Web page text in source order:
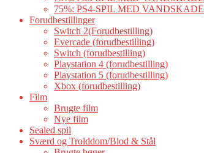
75%: PS4-SPIL MED VANDSKADE
Forudbestillinger
Switch 2(Forudbestilling)
Evercade (forudbestilling)
Switch (forudbestilling)
Playstation 4 (forudbestilling)
Playstation 5 (forudbestilling)
Xbox (forudbestilling)
Film
Brugte film
Nye film
Sealed spil
Sværd og Trolddom/Blod & Stål